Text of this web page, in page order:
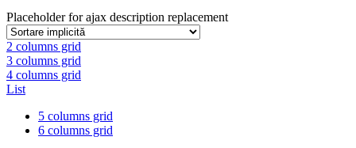
Placeholder for ajax description replacement
2 columns grid
3 columns grid
4 columns grid
List
5 columns grid
6 columns grid